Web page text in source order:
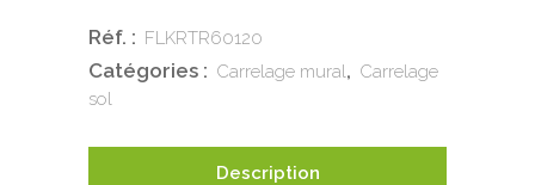
Réf. : FLKRTR60120
Catégories : Carrelage mural, Carrelage
sol
Description